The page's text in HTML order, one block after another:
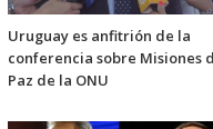
Uruguay es anfitrión de la
conferencia sobre Misiones
Paz de la ONU